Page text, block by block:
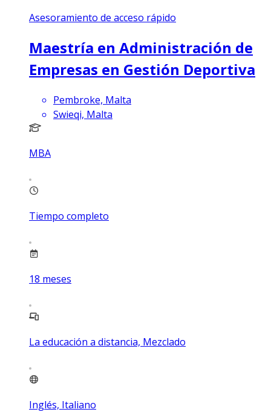
Asesoramiento de acceso rápido
Maestría en Administración de
Empresas en Gestión Deportiva
Pembroke, Malta
Swieqi, Malta
MBA
Tiempo completo
18 meses
La educación a distancia, Mezclado
Inglés, Italiano